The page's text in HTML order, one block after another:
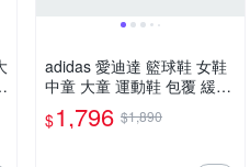
adidas 愛迪達 籃球鞋 女鞋
中童 大童 運動鞋 包覆 緩震
魔鬼氈 OWNTHEGAME 3.0
K 黑紅 JQ7939
$1,796 $1,890